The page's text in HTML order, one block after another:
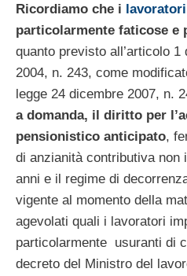
Ricordiamo che i lavoratori
particolarmente faticose e
quanto previsto all’articolo 1
2004, n. 243, come
legge 24 dicembre 2007, n.
a domanda, il diritto per
pensionistico anticipato,
di anzianità contributiva non
anni e il regime di
vigente al momento della
agevolati quali i lavoratori
particolarmente usuranti di
decreto del Ministro del